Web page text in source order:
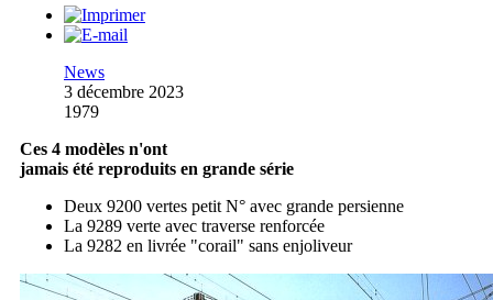
News
3 décembre 2023
1979
Ces 4 modèles n'ont
jamais été reproduits en grande série
Deux 9200 vertes petit N° avec grande persienne
La 9289 verte avec traverse renforcée
La 9282 en livrée "corail" sans enjoliveur